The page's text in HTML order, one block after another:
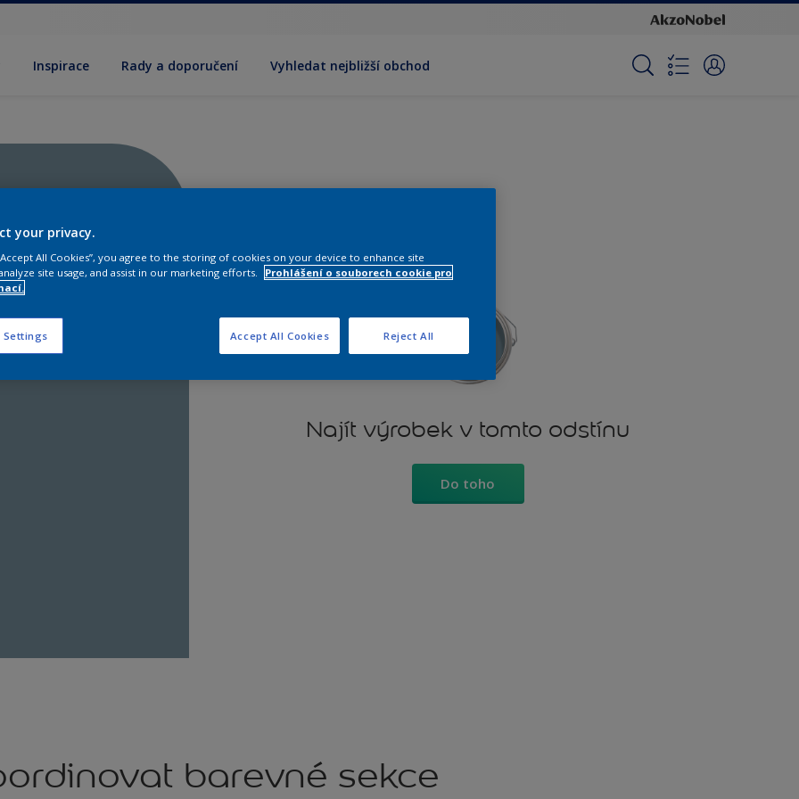
Inspirace Rady a doporučení Vyhledat nejbližší obchod
Najít výrobek v tomto odstínu
Do toho
barevné sekce
your privacy.
All Cookies”, you agree to the storing of cookies on your device to enhance site
site usage, and assist in our marketing efforts.
Prohlášení o souborech cookie pro
Settings Reject All
Accept All Cookies